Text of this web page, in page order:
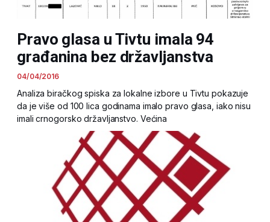
Pravo glasa u Tivtu imala 94
građanina bez državljanstva
04/04/2016
Analiza biračkog spiska za lokalne izbore u Tivtu pokazuje
da je više od 100 lica godinama imalo pravo glasa, iako nisu
imali crnogorsko državljanstvo. Većina